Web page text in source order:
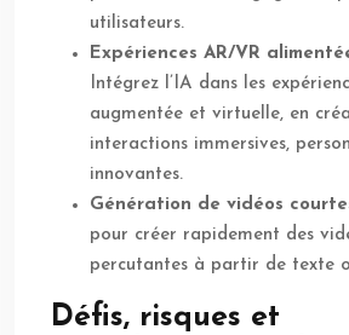
utilisateurs.
Expériences AR/VR
Intégrez l’IA dans les
augmentée et virtuelle, en
interactions immersives,
innovantes.
Génération de vidéos
pour créer rapidement des
percutantes à partir de texte
Défis, risques et